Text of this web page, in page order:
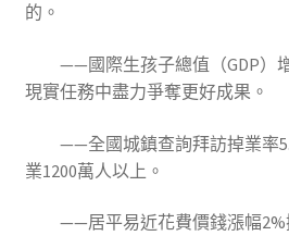
的。
——國際生孩子總值（GDP）增
現實任務中盡力爭奪更好成果。
——全國城鎮查詢拜訪掉業率
業1200萬人以上。
——居平易近花費價錢漲幅2%